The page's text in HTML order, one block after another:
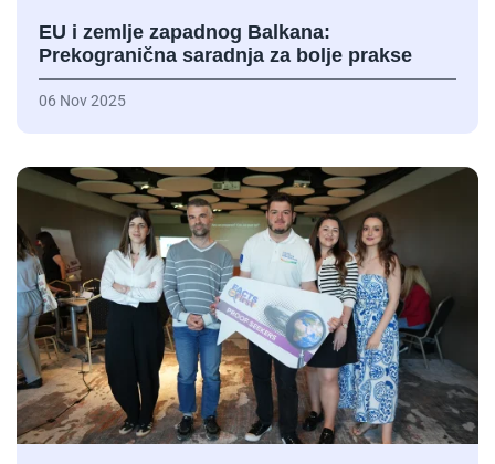
EU i zemlje zapadnog Balkana:
Prekogranična saradnja za bolje prakse
06 Nov 2025